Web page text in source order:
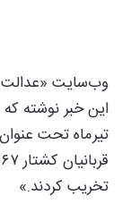
وب‌سایت «عدالت
این خبر نوشته
تیرماه تحت
تخریب کردند.»